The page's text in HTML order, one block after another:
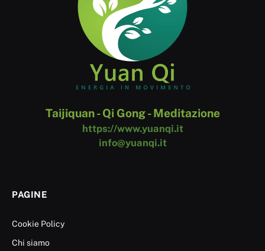
Taijiquan - Qi Gong - Meditazione
https://www.yuanqi.it
info@yuanqi.it
PAGINE
Cookie Policy
Chi siamo